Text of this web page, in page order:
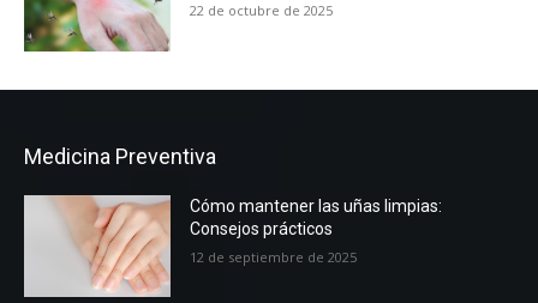
22 de octubre de 2025
Medicina Preventiva
Cómo mantener las uñas limpias:
Consejos prácticos
12 de septiembre de 2025